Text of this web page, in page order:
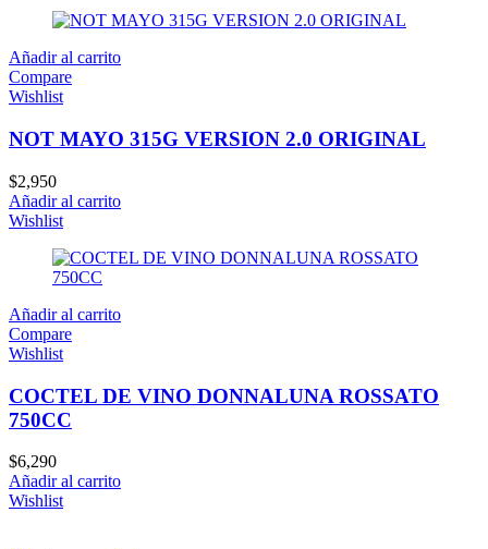
Añadir al carrito
Compare
Wishlist
NOT MAYO 315G VERSION 2.0 ORIGINAL
$2,950
Añadir al carrito
Wishlist
Añadir al carrito
Compare
Wishlist
COCTEL DE VINO DONNALUNA ROSSATO
750CC
$6,290
Añadir al carrito
Wishlist